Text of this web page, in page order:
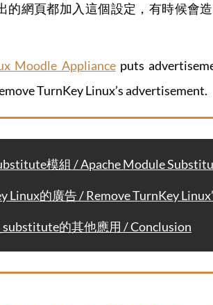
的網頁都加入這個設定，有時候會
Moodle Applianceputs
TurnKey Linux’s advertisement.
模組 / Apache Module
Linux的廣告 / Remove TurnKey
的其他應用 / Conclusion